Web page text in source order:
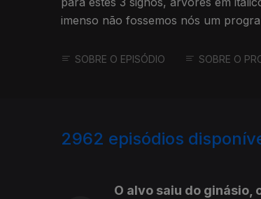
imenso não fossemos nós um
SOBRE O EPISÓDIO SOBRE O
2962 episódios
O alvo saiu do ginásio,